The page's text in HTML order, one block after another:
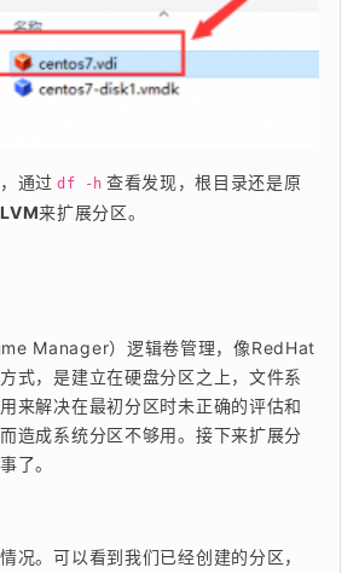
通过 df -h 查看发现，根目录还是原
LVM来扩展分区。
Manager）逻辑卷管理，像RedHat
式，是建立在硬盘分区之上，文件系
来解决在最初分区时未正确的评估和
造成系统分区不够用。接下来扩展分
了。
况。可以看到我们已经创建的分区，